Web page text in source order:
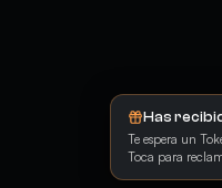
Has
Te espera un
Toca para